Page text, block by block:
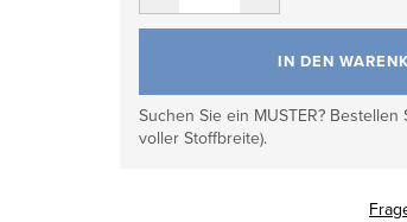
IN DEN
Suchen Sie ein MUSTER? Bestellen
voller Stoffbreite).